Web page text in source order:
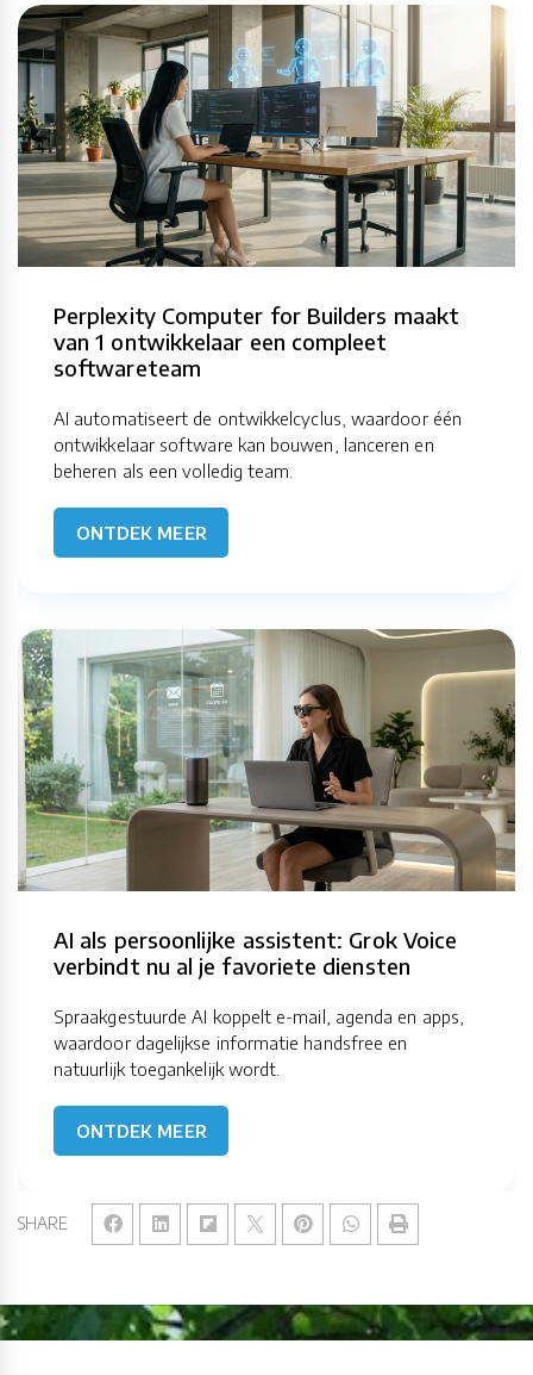
SHARE
Perplexity Computer for Builders maakt
van 1 ontwikkelaar een compleet
softwareteam
AI automatiseert de ontwikkelcyclus, waardoor één
ontwikkelaar software kan bouwen, lanceren en
beheren als een volledig team.
ONTDEK MEER
AI als persoonlijke assistent: Grok Voice
verbindt nu al je favoriete diensten
Spraakgestuurde AI koppelt e-mail, agenda en apps,
waardoor dagelijkse informatie handsfree en
natuurlijk toegankelijk wordt.
ONTDEK MEER